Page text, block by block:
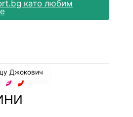
като любим
Джокович